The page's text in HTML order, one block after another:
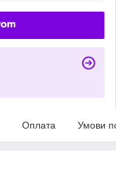
Оплата Умови